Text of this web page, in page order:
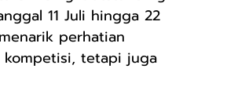
11 Juli hingga 22
perhatian
kompetisi, tetapi juga